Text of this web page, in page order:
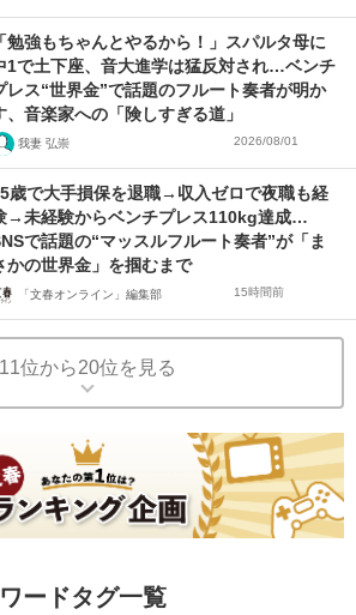
「勉強もちゃんとやるから！」スパルタ母に
1で土下座、音大進学は猛反対され…ベンチ
レス“世界金”で話題のフルート奏者が明か
、音楽家への「険しすぎる道」
我妻 弘崇 2026/08/01
歳で大手損保を退職→収入ゼロで夜職も経
→未経験からベンチプレス110kg達成…
で話題の“マッスルフルート奏者”が「ま
かの世界金」を掴むまで
「文春オンライン」編集部 15時間前
11位から20位を見る
ードタグ一覧